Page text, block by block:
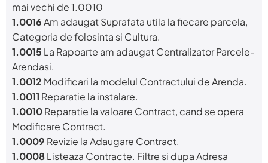
mai vechi de 1.0010
1.0016Am adaugat Suprafata utila la fiecare parcela,
Categoria de folosinta si Cultura.
1.0015 La Rapoarte am adaugat Centralizator Parcele-
Arendasi.
1.0012 Modificari la modelul Contractului de Arenda.
1.0011 Reparatie la instalare.
1.0010Reparatie la valoare Contract, cand se opera
Modificare Contract.
1.0009 Revizie la Adaugare Contract.
1.0008Listeaza Contracte. Filtre si dupa Adresa